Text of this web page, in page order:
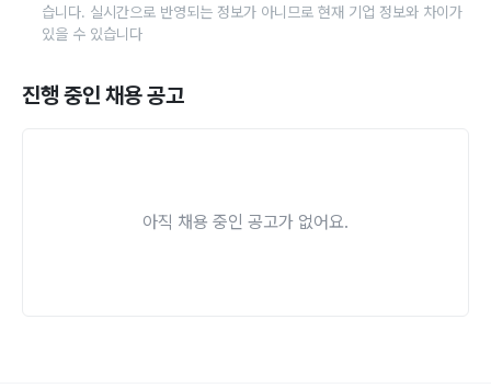
습니다. 실시간으로 반영되는 정보가 아니므로 현재 기업 정보와 차이가
있을 수 있습니다
진행 중인 채용 공고
아직 채용 중인 공고가 없어요.